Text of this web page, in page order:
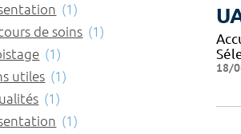
18/
(1)
de soins (1)
(1)
utiles (1)
(1)
(1)